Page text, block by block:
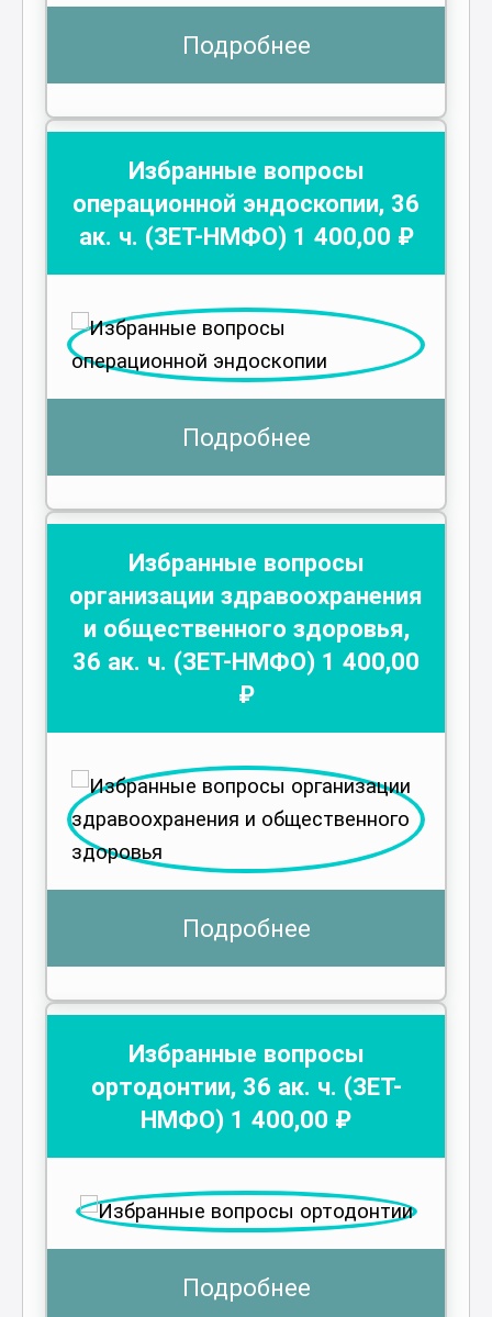
Подробнее
Избранные вопросы
операционной эндоскопии, 36
ак. ч. (ЗЕТ-НМФО) 1 400,00 ₽
Подробнее
Избранные вопросы
организации здравоохранения
и общественного здоровья,
36 ак. ч. (ЗЕТ-НМФО) 1 400,00
₽
Подробнее
Избранные вопросы
ортодонтии, 36 ак. ч. (ЗЕТ-
НМФО) 1 400,00 ₽
Подробнее